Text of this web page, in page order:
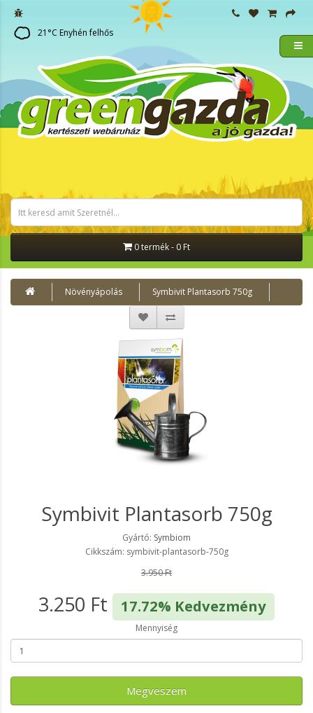
21 °C Enyhén felhős
0 termék - 0 Ft
Növényápolás Symbivit Plantasorb 750g
Symbivit Plantasorb 750g
Gyártó: Symbiom
Cikkszám: symbivit-plantasorb-750g
3.950 Ft
3.250 Ft 17.72% Kedvezmény
Mennyiség
Megveszem